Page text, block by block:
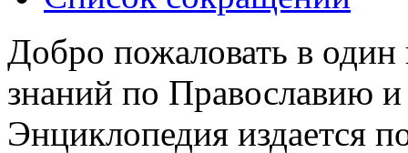
Добро пожаловать в
знаний по Православию
Энциклопедия издается